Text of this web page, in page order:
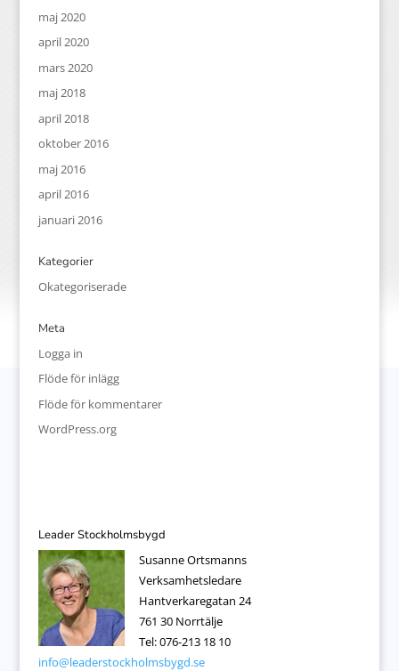
maj 2020
april 2020
mars 2020
maj 2018
april 2018
oktober 2016
maj 2016
april 2016
januari 2016
Kategorier
Okategoriserade
Meta
Logga in
Flöde för inlägg
Flöde för kommentarer
WordPress.org
Leader Stockholmsbygd
Susanne Ortsmanns
Verksamhetsledare
Hantverkaregatan 24
761 30 Norrtälje
Tel: 076-213 18 10
info@leaderstockholmsbygd.se